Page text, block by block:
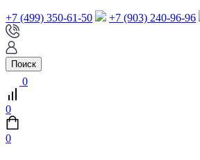
+7 (499) 350-61-50 +7 (903) 240-96-96
Поиск
0
0
0